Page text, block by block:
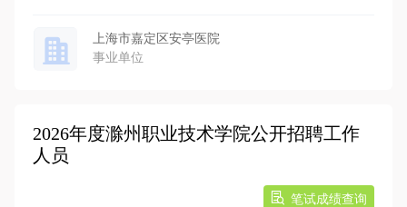
上海市嘉定区安亭医院
事业单位
2026年度滁州职业技术学院公开招聘工作
人员
笔试成绩查询